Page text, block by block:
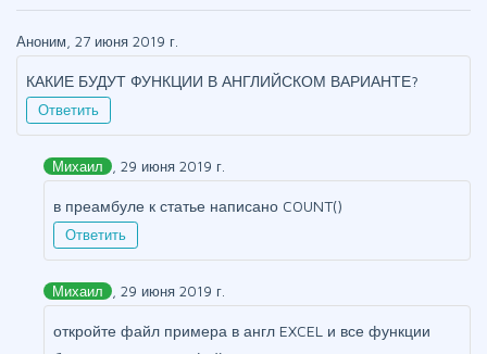
Аноним, 27 июня 2019 г.
КАКИЕ БУДУТ ФУНКЦИИ В АНГЛИЙСКОМ ВАРИАНТЕ?
Ответить
Михаил , 29 июня 2019 г.
в преамбуле к статье написано COUNT()
Ответить
Михаил , 29 июня 2019 г.
откройте файл примера в англ EXCEL и все функции